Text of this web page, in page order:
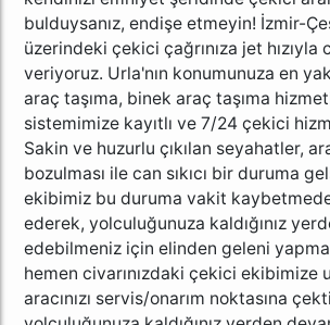
bulduysanız, endişe etmeyin! İzmir-
üzerindeki çekici çağrınıza jet hızıyla
veriyoruz. Urla'nın konumunuza en
araç taşıma, binek araç taşıma
sistemimize kayıtlı ve 7/24 çekici
Sakin ve huzurlu çıkılan seyahatler,
bozulması ile can sıkıcı bir duruma
ekibimiz bu duruma vakit
ederek, yolculuğunuza kaldığınız
edebilmeniz için elinden geleni
hemen civarınızdaki çekici ekibimize
aracınızı servis/onarım noktasına